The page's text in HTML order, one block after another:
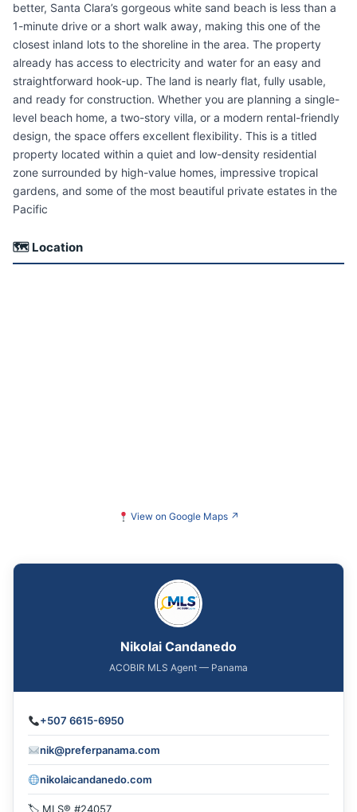
better, Santa Clara’s gorgeous white sand beach is less than a
1-minute drive or a short walk away, making this one of the
closest inland lots to the shoreline in the area. The property
already has access to electricity and water for an easy and
straightforward hook-up. The land is nearly flat, fully usable,
and ready for construction. Whether you are planning a single-
level beach home, a two-story villa, or a modern rental-friendly
design, the space offers excellent flexibility. This is a titled
property located within a quiet and low-density residential
zone surrounded by high-value homes, impressive tropical
gardens, and some of the most beautiful private estates in the
Pacific
🗺 Location
View on Google Maps ↗
Nikolai Candanedo
ACOBIR MLS Agent — Panama
+507 6615-6950
nik@preferpanama.com
nikolaicandanedo.com
🏷 MLS® #24057